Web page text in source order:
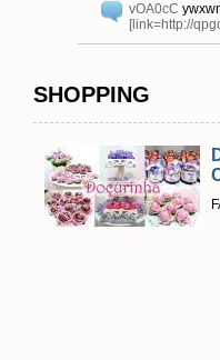
vOA0cC
[link=http://
SHOPPING